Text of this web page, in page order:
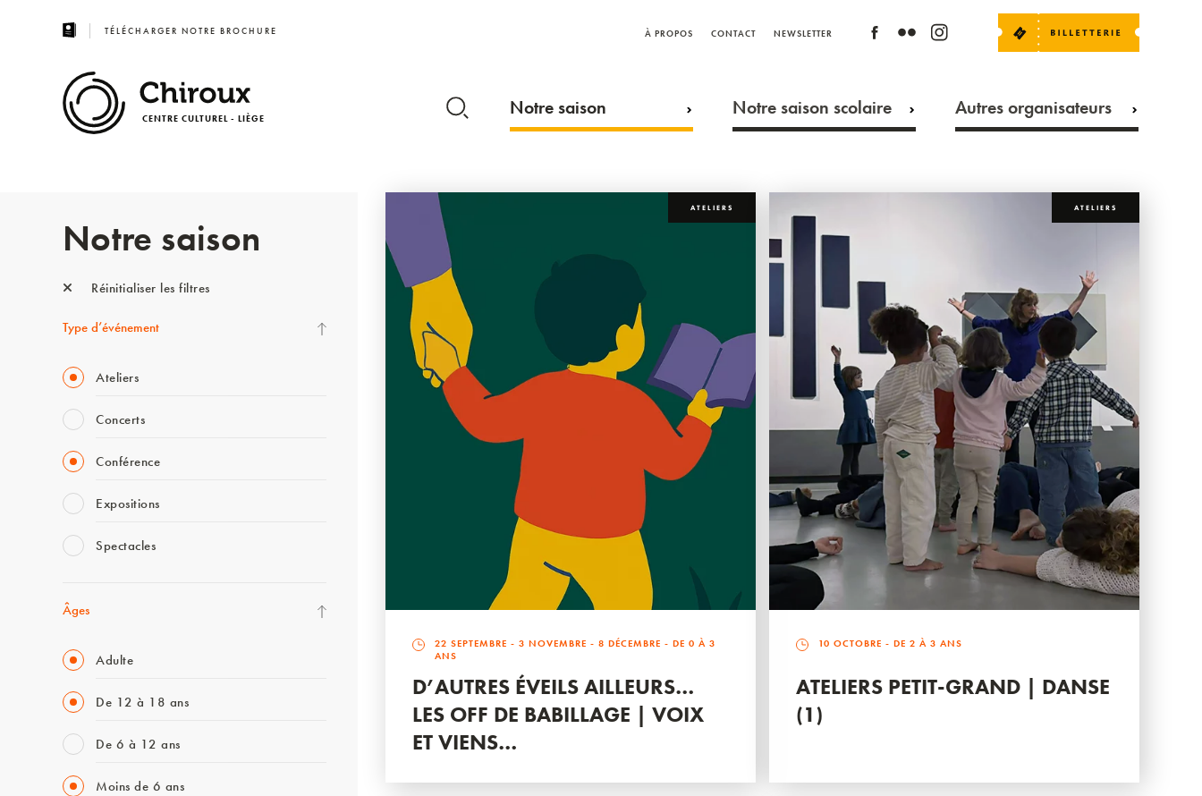
TÉLÉCHARGER NOTRE BROCHURE À PROPOS CONTACT NEWSLETTER
CENTRE CULTUREL - LIÈGE Notre saison Notre saison scolaire Autres organisateurs
Notre saison
Réinitialiser les filtres
Type d’événement
Ateliers
Concerts
Conférence
Expositions
Spectacles
Âges
Adulte
De 12 à 18 ans
De 6 à 12 ans
Moins de 6 ans
ATELIERS
22 SEPTEMBRE -3 NOVEMBRE -8 DÉCEMBRE - DE 0 À 3
ANS
D’AUTRES ÉVEILS AILLEURS…
LES OFF DE BABILLAGE | VOIX
ET VIENS…
ATELIERS
10 OCTOBRE - DE 2 À 3 ANS
ATELIERS PETIT-GRAND | DANSE
(1)